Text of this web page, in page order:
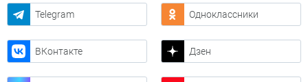
Telegram Одноклассники
ВКонтакте Дзен